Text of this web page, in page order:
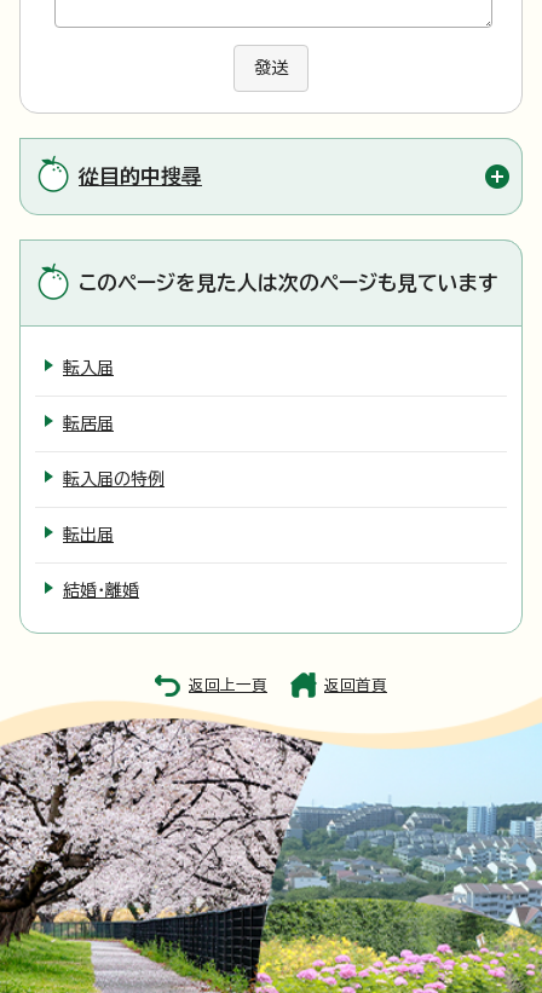
發送
從目的中搜尋
このページを見た人は次のページも見ています
転入届
転居届
転入届の特例
転出届
結婚・離婚
返回上一頁 返回首頁